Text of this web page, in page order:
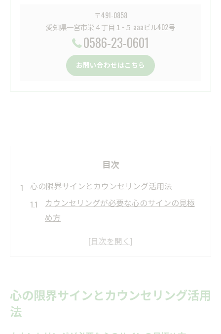
〒491-0858
愛知県一宮市栄４丁目１−５ aaaビル402号
0586-23-0601
お問い合わせはこちら
目次
心の限界サインとカウンセリング活用法
カウンセリングが必要な心のサインの見極
め方
断基準
ポイント
心の限界サインとカウンセリング活用
法